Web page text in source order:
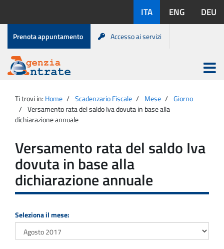
contenuto
disponibili:
ITA ENG DEU
Menu
di
servizio
Prenota appuntamento Accesso ai servizi
Agenzia
Entrate
Apri
menu
principale
Ti trovi in: Home Scadenzario Fiscale Mese
Giorno
Versamento rata del saldo Iva dovuta in base alla
dichiarazione annuale
Versamento rata del saldo Iva
dovuta in base alla
dichiarazione annuale
Seleziona il mese: